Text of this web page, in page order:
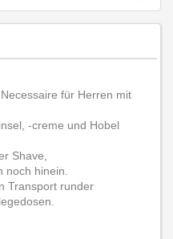
für Herren mit
-creme und Hobel
Shave,
noch hinein.
Transport runder